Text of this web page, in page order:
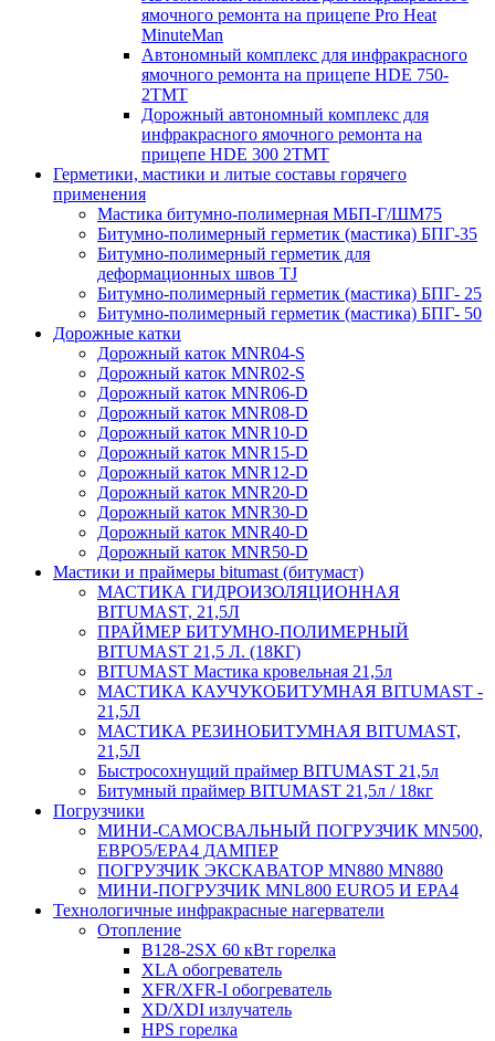
ямочного ремонта на прицепе Pro Heat
MinuteMan
Автономный комплекс для инфракрасного
ямочного ремонта на прицепе HDE 750-
2TMT
Дорожный автономный комплекс для
инфракрасного ямочного ремонта на
прицепе HDE 300 2TMT
Герметики, мастики и литые составы горячего
применения
Мастика битумно-полимерная МБП-Г/ШМ75
Битумно-полимерный герметик (мастика) БПГ-35
Битумно-полимерный герметик для
деформационных швов TJ
Битумно-полимерный герметик (мастика) БПГ- 25
Битумно-полимерный герметик (мастика) БПГ- 50
Дорожные катки
Дорожный каток MNR04-S
Дорожный каток MNR02-S
Дорожный каток MNR06-D
Дорожный каток MNR08-D
Дорожный каток MNR10-D
Дорожный каток MNR15-D
Дорожный каток MNR12-D
Дорожный каток MNR20-D
Дорожный каток MNR30-D
Дорожный каток MNR40-D
Дорожный каток MNR50-D
Мастики и праймеры bitumast (битумаст)
МАСТИКА ГИДРОИЗОЛЯЦИОННАЯ
BITUMAST, 21,5Л
ПРАЙМЕР БИТУМНО-ПОЛИМЕРНЫЙ
BITUMAST 21,5 Л. (18КГ)
BITUMAST Мастика кровельная 21,5л
МАСТИКА КАУЧУКОБИТУМНАЯ BITUMAST -
21,5Л
МАСТИКА РЕЗИНОБИТУМНАЯ BITUMAST,
21,5Л
Быстросохнущий праймер BITUMAST 21,5л
Битумный праймер BITUMAST 21,5л / 18кг
Погрузчики
МИНИ-САМОСВАЛЬНЫЙ ПОГРУЗЧИК MN500,
ЕВРО5/EPA4 ДАМПЕР
ПОГРУЗЧИК ЭКСКАВАТОР MN880 MN880
МИНИ-ПОГРУЗЧИК MNL800 EURO5 И EPA4
Технологичные инфракрасные нагерватели
Отопление
B128-2SX 60 кВт горелка
XLA обогреватель
XFR/XFR-I обогреватель
XD/XDI излучатель
HPS горелка